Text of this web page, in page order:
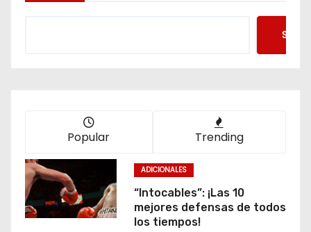
Popular Trending
ADICIONALES
“Intocables”: ¡Las 10
mejores defensas de todos
los tiempos!